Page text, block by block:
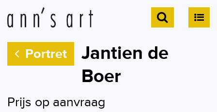
Portret
Jantien de
Boer
Prijs op aanvraag